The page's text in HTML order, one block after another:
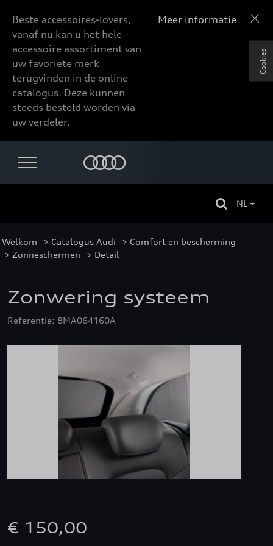
Beste accessoires-lovers,
vanaf nu kan u het hele
accessoire assortiment van
uw favoriete merk
terugvinden in de online
catalogus. Deze kunnen
steeds besteld worden via
uw verdeler.
Meer informatie
NL
Welkom > Catalogus Audi > Comfort en bescherming
> Zonneschermen > Detail
Zonwering systeem
Referentie: 8MA064160A
€ 150,00
Cookies